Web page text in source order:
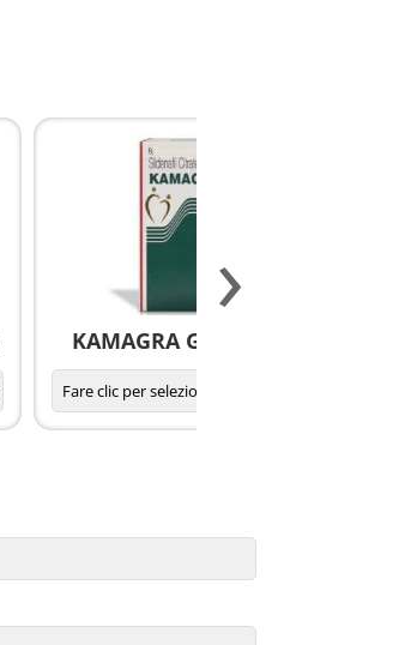
KAMAGRA GOLD pillole
›